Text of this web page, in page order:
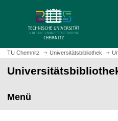
z
m
t
e
i
t
TU Chemnitz Universitätsbibliothek
Menü